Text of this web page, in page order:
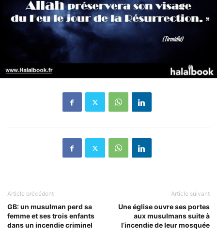
Article précédent
GB: un musulman perd sa
femme et ses trois enfants
dans un incendie criminel
Article suivant
Une église ouvre ses portes
aux musulmans suite à
l’incendie de leur mosquée